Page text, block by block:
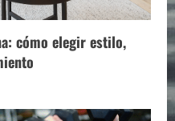
cómo elegir estilo,